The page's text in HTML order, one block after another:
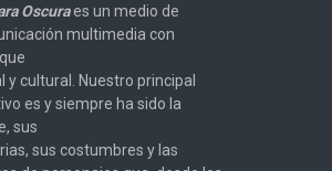
Oscuraes un medio de
multimedia con
y cultural. Nuestro principal
es y siempre ha sido la
sus
sus costumbres y las